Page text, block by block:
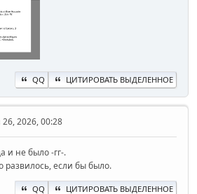
QQ ЦИТИРОВАТЬ ВЫДЕЛЕННОЕ
26, 2026, 00:28
и не было -гг-.
развилось, если бы было.
QQ ЦИТИРОВАТЬ ВЫДЕЛЕННОЕ